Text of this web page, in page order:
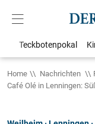
Teckbotenpokal
Home Nachrichten
Café Olé in Lenningen: